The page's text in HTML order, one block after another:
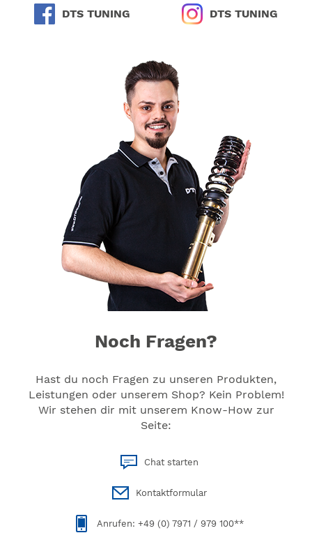
DTS TUNING DTS TUNING
Noch Fragen?
Hast du noch Fragen zu unseren Produkten,
Leistungen oder unserem Shop? Kein Problem!
Wir stehen dir mit unserem Know-How zur
Seite:
Chat starten
Kontaktformular
Anrufen: +49 (0) 7971 / 979 100**